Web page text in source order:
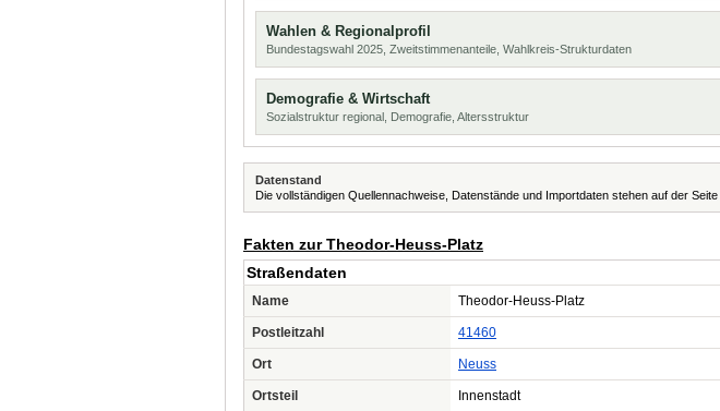
Wahlen & Regionalprofil
Bundestagswahl 2025, Zweitstimmenanteile, Wahlkreis-Strukturdaten
Demografie & Wirtschaft
Sozialstruktur regional, Demografie, Altersstruktur
Datenstand
Die vollständigen Quellennachweise, Datenstände und Importdaten stehen auf der Seite
Fakten zur Theodor-Heuss-Platz
Straßendaten
Name Theodor-Heuss-Platz
Postleitzahl 41460
Ort Neuss
Ortsteil Innenstadt